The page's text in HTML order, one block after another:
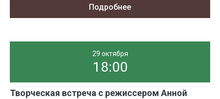
Подробнее
29 октября
18:00
Творческая встреча с режиссером Анной